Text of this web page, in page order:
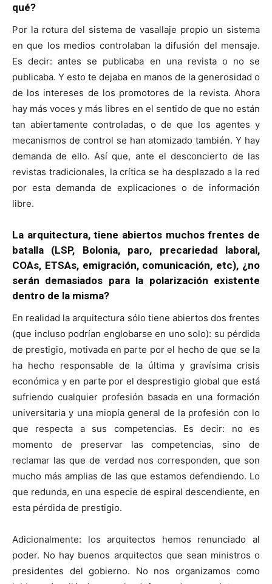
qué?
Por la rotura del sistema de vasallaje propio un sistema
en que los medios controlaban la difusión del mensaje.
Es decir: antes se publicaba en una revista o no se
publicaba. Y esto te dejaba en manos de la generosidad o
de los intereses de los promotores de la revista. Ahora
hay más voces y más libres en el sentido de que no están
tan abiertamente controladas, o de que los agentes y
mecanismos de control se han atomizado también. Y hay
demanda de ello. Así que, ante el desconcierto de las
revistas tradicionales, la crítica se ha desplazado a la red
por esta demanda de explicaciones o de información
libre.
La arquitectura, tiene abiertos muchos frentes de
batalla (LSP, Bolonia, paro, precariedad laboral,
COAs, ETSAs, emigración, comunicación, etc), ¿no
serán demasiados para la polarización existente
dentro de la misma?
En realidad la arquitectura sólo tiene abiertos dos frentes
(que incluso podrían englobarse en uno solo): su pérdida
de prestigio, motivada en parte por el hecho de que se la
ha hecho responsable de la última y gravísima crisis
económica y en parte por el desprestigio global que está
sufriendo cualquier profesión basada en una formación
universitaria y una miopía general de la profesión con lo
que respecta a sus competencias. Es decir: no es
momento de preservar las competencias, sino de
reclamar las que de verdad nos corresponden, que son
mucho más amplias de las que estamos defendiendo. Lo
que redunda, en una especie de espiral descendiente, en
esta pérdida de prestigio.
Adicionalmente: los arquitectos hemos renunciado al
poder. No hay buenos arquitectos que sean ministros o
presidentes del gobierno. No nos organizamos como